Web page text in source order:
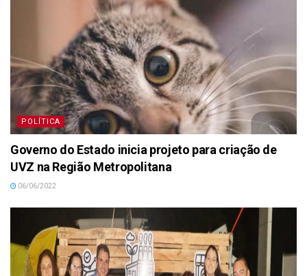
POLÍTICA
Governo do Estado inicia projeto para criação de
UVZ na Região Metropolitana
06/06/2022